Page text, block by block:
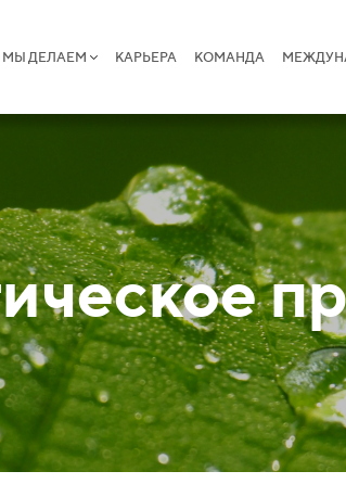
МЫ ДЕЛАЕМ КАРЬЕРА КОМАНДА